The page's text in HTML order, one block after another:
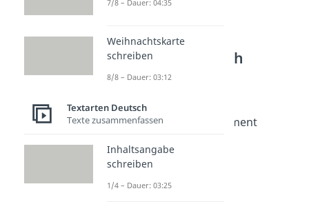
Weitere Inhalte:
Textarten Deutsch
Argumenttypen
Dauer: 05:24
7/8 – Dauer: 04:35
Weihnachtskarte
schreiben
8/8 – Dauer: 03:12
Textarten Deutsch
Texte zusammenfassen
Inhaltsangabe
schreiben
1/4 – Dauer: 03:25